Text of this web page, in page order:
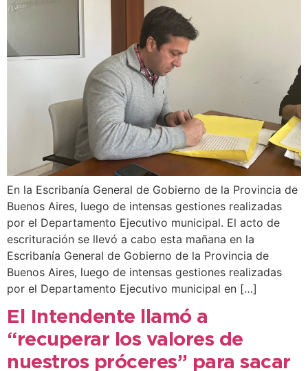
En la Escribanía General de Gobierno de la Provincia de
Buenos Aires, luego de intensas gestiones realizadas
por el Departamento Ejecutivo municipal. El acto de
escrituración se llevó a cabo esta mañana en la
Escribanía General de Gobierno de la Provincia de
Buenos Aires, luego de intensas gestiones realizadas
por el Departamento Ejecutivo municipal en […]
El Intendente llamó a
“recuperar los valores de
nuestros próceres” para sacar